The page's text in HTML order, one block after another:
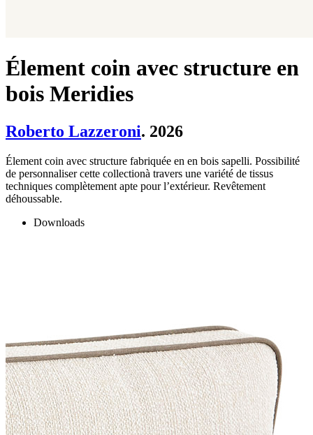
Élement coin avec structure en
bois Meridies
Roberto Lazzeroni. 2026
Élement coin avec structure fabriquée en en bois sapelli. Possibilité
de personnaliser cette collectionà travers une variété de tissus
techniques complètement apte pour l’extérieur. Revêtement
déhoussable.
Downloads